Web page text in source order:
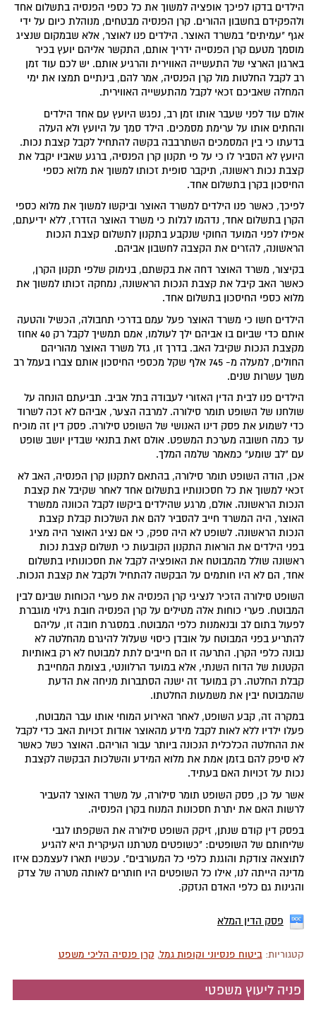
הילדים בדקו לפיכך אופציה למשוך את כל כספי הפנסיה בתשלום אחד
ולהפקידם בחשבון ההורים. קרן הפנסיה מבטחים, מנוהלת כיום על ידי
אגף "עמיתים" במשרד האוצר. הילדים פנו לאוצר, אלא שבמקום שנציג
מוסמך מטעם קרן הפנסייה ידריך אותם, התקשר אליהם יועץ בכיר
בארגון הארצי של התעשייה האווירית והרגיע אותם. יש לכם עוד זמן
רב לקבל החלטות מול קרן הפנסיה, אמר להם, בינתיים תמצו את ימי
המחלה שאביכם זכאי לקבל מהתעשייה האווירית.
אולם עוד לפני שעבר אותו זמן רב, נפגש היועץ עם אחד הילדים
והחתים אותו על ערימת מסמכים. הילד סמך על היועץ ולא העלה
בדעתו כי בין המסמכים השתרבבה בקשה להתחיל לקבל קצבת נכות.
היועץ לא הסביר לו כי על פי תקנון קרן הפנסיה, ברגע שאביו יקבל את
קצבת נכות ראשונה, תיקבר סופית זכותו למשוך את מלוא כספי
החיסכון בקרן בתשלום אחד.
לפיכך, כאשר פנו הילדים למשרד האוצר וביקשו למשוך את מלוא כספי
הקרן בתשלום אחד, נדהמו לגלות כי משרד האוצר הזדרז, ללא ידיעתם,
אפילו לפני המועד החוקי שנקבע בתקנון לתשלום קצבת הנכות
הראשונה, להזרים את הקצבה לחשבון אביהם.
בקיצור, משרד האוצר דחה את בקשתם, בנימוק שלפי תקנון הקרן,
כאשר האב קיבל את קצבת הנכות הראשונה, נמחקה זכותו למשוך את
מלוא כספי החיסכון בתשלום אחד.
הילדים חשו כי משרד האוצר פעל עמם בדרכי תחבולה, הכשיל והטעה
אותם כדי שביום בו אביהם ילך לעולמו, אמם תמשיך לקבל רק 40 אחוז
מקצבת הנכות שקיבל האב. בדרך זו, גזל משרד האוצר מהוריהם
החולים, למעלה מ- 745 אלף שקל מכספי החיסכון אותם צברו בעמל רב
משך עשרות שנים.
הילדים פנו לבית הדין האזורי לעבודה בתל אביב. תביעתם הונחה על
שולחנו של השופט תומר סילורה. למרבה הצער, אביהם לא זכה לשרוד
כדי לשמוע את פסק דינו האנושי של השופט סילורה. פסק דין זה מוכיח
עד כמה חשובה מערכת המשפט. אולם זאת בתנאי שבדין יושב שופט
עם "לב שומע" כמאמר שלמה המלך.
אכן, הודה השופט תומר סילורה, בהתאם לתקנון קרן הפנסיה, האב לא
זכאי למשוך את כל חסכונותיו בתשלום אחד לאחר שקיבל את קצבת
הנכות הראשונה. אולם, מרגע שהילדים ביקשו לקבל הכוונה ממשרד
האוצר, היה המשרד חייב להסביר להם את השלכות קבלת קצבת
הנכות הראשונה. לשופט לא היה ספק, כי אם נציג האוצר היה מציג
בפני הילדים את הוראות התקנון הקובעות כי תשלום קצבת נכות
ראשונה שולל מהמבוטח את האופציה לקבל את חסכונותיו בתשלום
אחד, הם לא היו חותמים על הבקשה להתחיל ולקבל את קצבת הנכות.
השופט סילורה הזכיר לנציגי קרן הפנסיה את פערי הכוחות שבינם לבין
המבוטח. פערי כוחות אלה מטילים על קרן הפנסיה חובת גילוי מוגברת
לפעול בתום לב ובנאמנות כלפי המבוטח. במסגרת חובה זו, עליהם
להתריע בפני המבוטח על אובדן כיסוי שעלול להיגרם מהחלטה לא
נבונה כלפי הקרן. התרעה זו הם חייבים לתת למבוטח לא רק באותיות
הקטנות של הדוח השנתי, אלא במועד הרלוונטי, בצומת המחייבת
קבלת החלטה. רק במועד זה ישנה הסתברות מניחה את הדעת
שהמבוטח יבין את משמעות החלטתו.
במקרה זה, קבע השופט, לאחר האירוע המוחי אותו עבר המבוטח,
פעלו ילדיו ללא לאות לקבל מידע מהאוצר אודות זכויות האב כדי לקבל
את ההחלטה הכלכלית הנכונה ביותר עבור הוריהם. האוצר כשל כאשר
לא סיפק להם בזמן אמת את מלוא המידע והשלכות הבקשה לקצבת
נכות על זכויות האם בעתיד.
אשר על כן, פסק השופט תומר סילורה, על משרד האוצר להעביר
לרשות האם את יתרת חסכונות המנוח בקרן הפנסיה.
בפסק דין קודם שנתן, זיקק השופט סילורה את השקפתו לגבי
שליחותם של השופטים: "כשופטים מטרתנו העיקרית היא להגיע
לתוצאה צודקת והוגנת כלפי כל המעורבים". עכשיו תארו לעצמכם איזו
מדינה הייתה לנו, אילו כל השופטים היו חותרים לאותה מטרה של צדק
והגינות גם כלפי האדם הנזקק.
פסק הדין המלא
קטגוריות:ביטוח פנסיוני וקופות גמל, קרן פנסיה הליכי משפט
פניה ליעוץ משפטי